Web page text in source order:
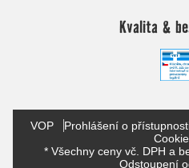
Kvalita &
VOP Prohlášení o
* Všechny ceny vč. DPH a
Odstoupení